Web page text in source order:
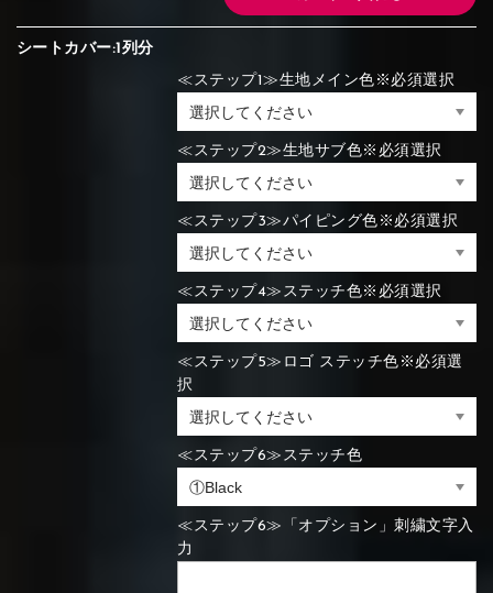
シートカバー:1列分
≪ステップ1≫生地メイン色※必須選択
≪ステップ2≫生地サブ色※必須選択
≪ステップ3≫パイピング色※必須選択
≪ステップ4≫ステッチ色※必須選択
≪ステップ5≫ロゴ ステッチ色※必須選
択
≪ステップ6≫ステッチ色
≪ステップ6≫「オプション」刺繍文字入
力